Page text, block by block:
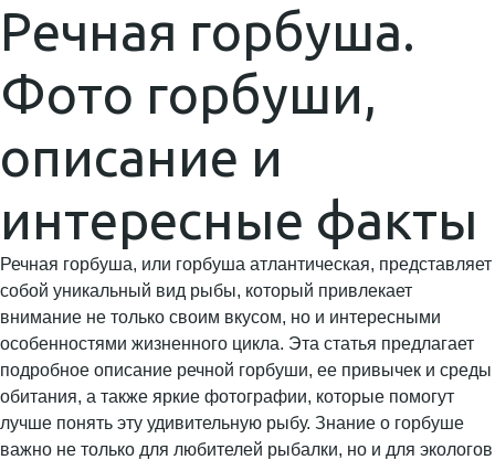
Речная горбуша.
Фото горбуши,
описание и
интересные факты
Речная горбуша, или горбуша атлантическая, представляет
собой уникальный вид рыбы, который привлекает
внимание не только своим вкусом, но и интересными
особенностями жизненного цикла. Эта статья предлагает
подробное описание речной горбуши, ее привычек и среды
обитания, а также яркие фотографии, которые помогут
лучше понять эту удивительную рыбу. Знание о горбуше
важно не только для любителей рыбалки, но и для экологов